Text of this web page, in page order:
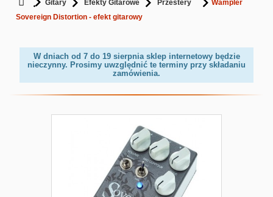
Gitary Efekty Gitarowe Przestery
Wampler
Sovereign Distortion - efekt gitarowy
W dniach od 7 do 19 sierpnia sklep internetowy będzie
nieczynny. Prosimy uwzględnić te terminy przy składaniu
zamówienia.